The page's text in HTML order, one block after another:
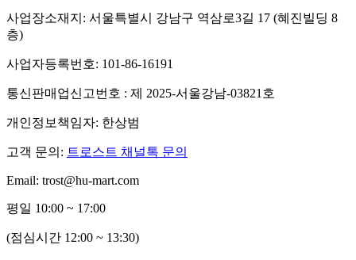
사업장소재지: 서울특별시 강남구 역삼로3길 17 (혜진빌딩 8
층)
사업자등록번호: 101-86-16191
통신판매업신고번호 : 제 2025-서울강남-03821호
개인정보책임자: 한상범
고객 문의: 트로스트 채널톡 문의
Email: trost@hu-mart.com
평일 10:00 ~ 17:00
(점심시간 12:00 ~ 13:30)